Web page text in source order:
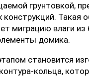
грунтовкой,
конструкций. Такая
миграцию влаги из
домика.
становится
кольца,